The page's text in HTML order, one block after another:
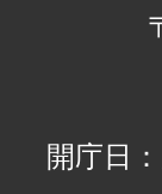
開庁日